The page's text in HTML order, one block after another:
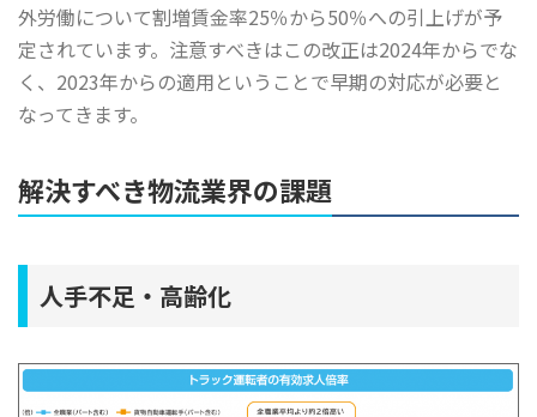
外労働について割増賃金率25％から50％への引上げが予
定されています。注意すべきはこの改正は2024年からでな
く、2023年からの適用ということで早期の対応が必要と
なってきます。
解決すべき物流業界の課題
人手不足・高齢化